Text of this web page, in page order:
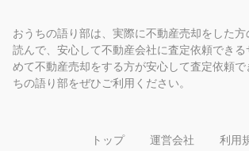
おうちの語り部は、実際に不動産売却をした
読んで、安心して不動産会社に査定依頼できる
めて不動産売却をする方が安心して査定依頼で
ちの語り部をぜひご利用ください。
トップ 運営会社 利用